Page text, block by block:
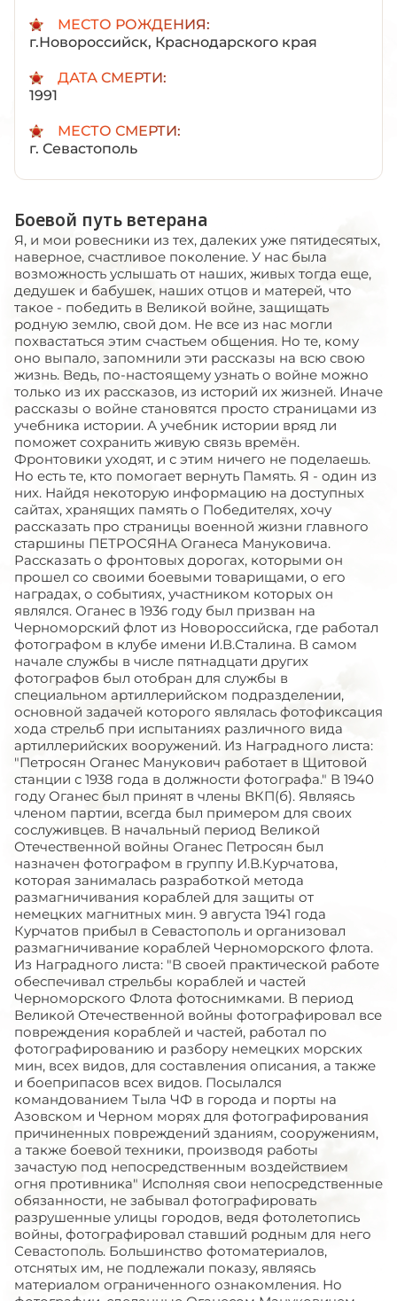
МЕСТО РОЖДЕНИЯ:
г.Новороссийск, Краснодарского края
ДАТА СМЕРТИ:
1991
МЕСТО СМЕРТИ:
г. Севастополь
Боевой путь ветерана
Я, и мои ровесники из тех, далеких уже пятидесятых,
наверное, счастливое поколение. У нас была
возможность услышать от наших, живых тогда еще,
дедушек и бабушек, наших отцов и матерей, что
такое - победить в Великой войне, защищать
родную землю, свой дом. Не все из нас могли
похвастаться этим счастьем общения. Но те, кому
оно выпало, запомнили эти рассказы на всю свою
жизнь. Ведь, по-настоящему узнать о войне можно
только из их рассказов, из историй их жизней. Иначе
рассказы о войне становятся просто страницами из
учебника истории. А учебник истории вряд ли
поможет сохранить живую связь времён.
Фронтовики уходят, и с этим ничего не поделаешь.
Но есть те, кто помогает вернуть Память. Я - один из
них. Найдя некоторую информацию на доступных
сайтах, хранящих память о Победителях, хочу
рассказать про страницы военной жизни главного
старшины ПЕТРОСЯНА Оганеса Мануковича.
Рассказать о фронтовых дорогах, которыми он
прошел со своими боевыми товарищами, о его
наградах, о событиях, участником которых он
являлся. Оганес в 1936 году был призван на
Черноморский флот из Новороссийска, где работал
фотографом в клубе имени И.В.Сталина. В самом
начале службы в числе пятнадцати других
фотографов был отобран для службы в
специальном артиллерийском подразделении,
основной задачей которого являлась фотофиксация
хода стрельб при испытаниях различного вида
артиллерийских вооружений. Из Наградного листа:
"Петросян Оганес Манукович работает в Щитовой
станции с 1938 года в должности фотографа." В 1940
году Оганес был принят в члены ВКП(б). Являясь
членом партии, всегда был примером для своих
сослуживцев. В начальный период Великой
Отечественной войны Оганес Петросян был
назначен фотографом в группу И.В.Курчатова,
которая занималась разработкой метода
размагничивания кораблей для защиты от
немецких магнитных мин. 9 августа 1941 года
Курчатов прибыл в Севастополь и организовал
размагничивание кораблей Черноморского флота.
Из Наградного листа: "В своей практической работе
обеспечивал стрельбы кораблей и частей
Черноморского Флота фотоснимками. В период
Великой Отечественной войны фотографировал все
повреждения кораблей и частей, работал по
фотографированию и разбору немецких морских
мин, всех видов, для составления описания, а также
и боеприпасов всех видов. Посылался
командованием Тыла ЧФ в города и порты на
Азовском и Черном морях для фотографирования
причиненных повреждений зданиям, сооружениям,
а также боевой техники, производя работы
зачастую под непосредственным воздействием
огня противника" Исполняя свои непосредственные
обязанности, не забывал фотографировать
разрушенные улицы городов, ведя фотолетопись
войны, фотографировал ставший родным для него
Севастополь. Большинство фотоматериалов,
отснятых им, не подлежали показу, являясь
материалом ограниченного ознакомления. Но